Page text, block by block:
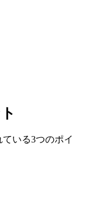
ている3つのポイ